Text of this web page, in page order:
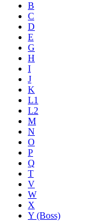
B
C
D
E
G
H
I
J
K
L1
L2
M
N
O
P
Q
T
V
W
X
Y (Boss)